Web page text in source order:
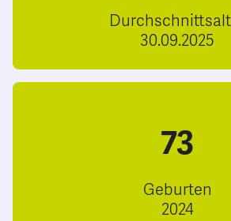
30.09.2025
73
Geburten
2024